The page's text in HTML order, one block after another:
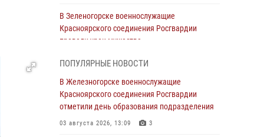
В Зеленогорске военнослужащие
Красноярского соединения Росгвардии
провели урок мужества
В Красноярске взрывотехники
спецподразделения Росгвардии уничтожили
артиллерийский снаряд
05 августа 2026, 04:52 1
ПОПУЛЯРНЫЕ НОВОСТИ
В Железногорске военнослужащие
Красноярского соединения Росгвардии
отметили день образования подразделения
03 августа 2026, 13:09 3